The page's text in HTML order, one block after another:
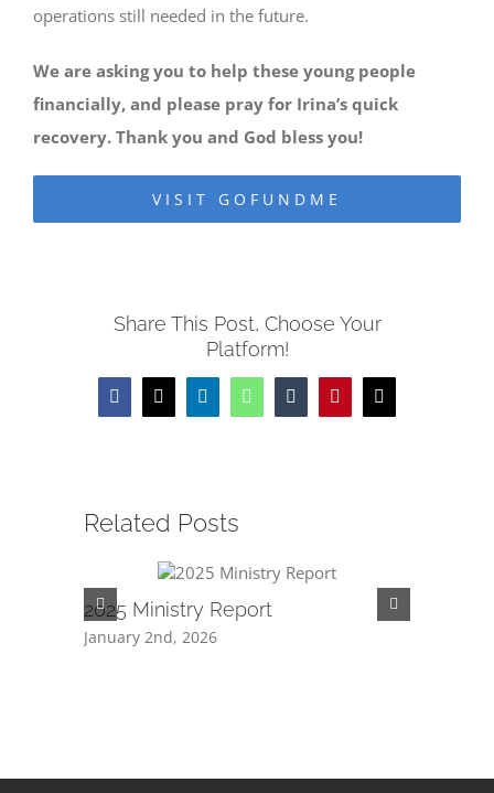
operations still needed in the future.
We are asking you to help these young people
financially, and please pray for Irina’s quick
recovery. Thank you and God bless you!
VISIT GOFUNDME
Share This Post, Choose Your
Platform!
Facebook
X LinkedInWhatsAppTumblrPinterestEmail
Related Posts
2025 Ministry Report
January 2nd, 2026